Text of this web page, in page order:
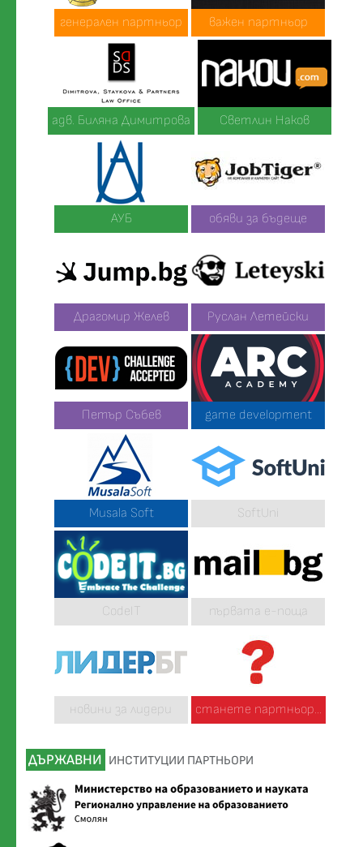
генерален партньор важен партньор
адв. Биляна Димитрова Светлин Наков
АУБ обяви за бъдеще
Драгомир Желев Руслан Летейски
Петър Събев game development
Musala Soft SoftUni
CodeIT първата е-поща
новини за лидери станете партньор...
ДЪРЖАВНИ ИНСТИТУЦИИ ПАРТНЬОРИ